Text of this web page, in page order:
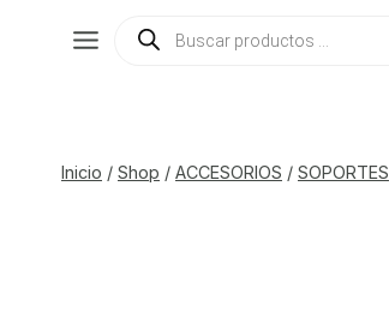
Búsqueda
Inicio / Shop / ACCESORIOS / SOPORTES